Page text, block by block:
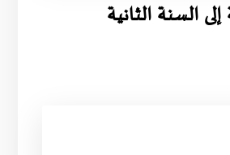
السنة الثانية